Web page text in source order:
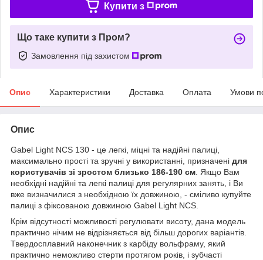
Купити з
Що таке купити з Пром?
Замовлення під захистом
Опис Характеристики Доставка Оплата Умови
Опис
Gabel Light NCS 130 - це легкі, міцні та надійні палиці,
максимально прості та зручні у використанні, призначені для
користувачів зі зростом близько 186-190 см . Якщо Вам
необхідні надійні та легкі палиці для регулярних занять, і Ви
вже визначилися з необхідною їх довжиною, - сміливо купуйте
палиці з фіксованою довжиною Gabel Light NCS.
Крім відсутності можливості регулювати висоту, дана модель
практично нічим не відрізняється від більш дорогих варіантів.
Твердосплавний наконечник з карбіду вольфраму, який
практично неможливо стерти протягом років, і зубчасті